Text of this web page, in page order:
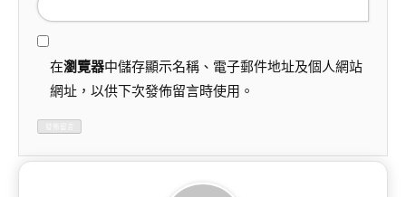
在瀏覽器中儲存顯示名稱、電子郵件地址及個人網站
網址，以供下次發佈留言時使用。